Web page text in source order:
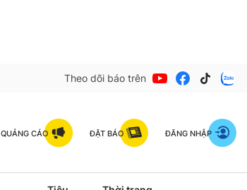
Theo dõi báo trên
QUẢNG CÁO ĐẶT BÁO ĐĂNG NHẬP